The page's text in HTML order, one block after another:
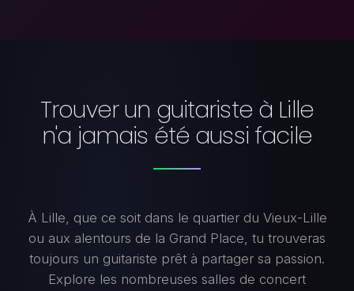
Trouver un guitariste à Lille
n'a jamais été aussi facile
À Lille, que ce soit dans le quartier du Vieux-Lille
ou aux alentours de la Grand Place, tu trouveras
toujours un guitariste prêt à partager sa passion.
Explore les nombreuses salles de concert